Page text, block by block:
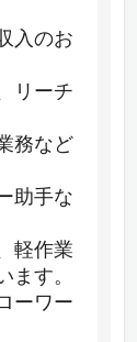
入のお
リーチ
務など
助手な
軽作業
ます。
ーワー